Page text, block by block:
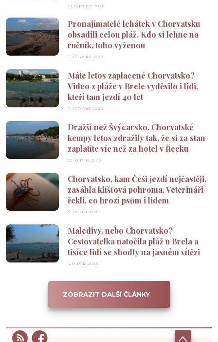
19. července 2026
Pronajímatelé lehátek v Chorvatsku
obsadili celou pláž. Kdo si lehne na
ručník, toho vyženou
7. července 2026
Máte letos zaplacené Chorvatsko?
Video z pláže v Brele vyděsilo i lidi,
kteří tam jezdí 40 let
7. července 2026
Dražší než Švýcarsko. Chorvatské
kempy letos zdražily tak, že si za stan
zaplatíte víc než za hotel v Řecku
22. června 2026
Chorvatsko, kam Češi jezdí nejčastěji,
zasáhla klíšťová pohroma. Veterináři
řekli, co hrozí psům i lidem
8. června 2026
Maledivy, nebo Chorvatsko?
Cestovatelka natočila pláž u Brela a
tisíce lidí se shodly na jasném vítězi
3. června 2026
ZOBRAZIT DALŠÍ ČLÁNKY